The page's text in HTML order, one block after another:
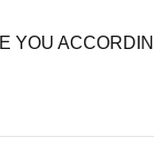
YOU